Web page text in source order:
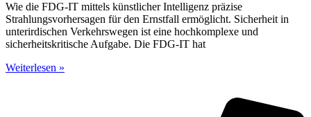
Wie die FDG-IT mittels künstlicher Intelligenz präzise
Strahlungsvorhersagen für den Ernstfall ermöglicht. Sicherheit in
unterirdischen Verkehrswegen ist eine hochkomplexe und
sicherheitskritische Aufgabe. Die FDG-IT hat
Weiterlesen »